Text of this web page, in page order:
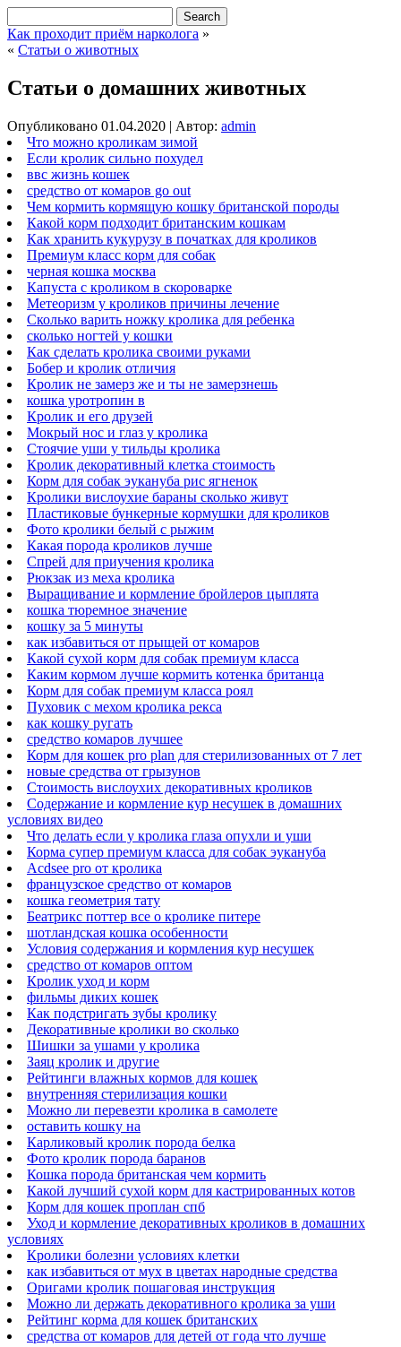
Как проходит приём нарколога »
« Статьи о животных
Статьи о домашних животных
Опубликовано 01.04.2020 | Автор: admin
Что можно кроликам зимой
Если кролик сильно похудел
ввс жизнь кошек
средство от комаров go out
Чем кормить кормящую кошку британской породы
Какой корм подходит британским кошкам
Как хранить кукурузу в початках для кроликов
Премиум класс корм для собак
черная кошка москва
Капуста с кроликом в скороварке
Метеоризм у кроликов причины лечение
Сколько варить ножку кролика для ребенка
сколько ногтей у кошки
Как сделать кролика своими руками
Бобер и кролик отличия
Кролик не замерз же и ты не замерзнешь
кошка уротропин в
Кролик и его друзей
Мокрый нос и глаз у кролика
Стоячие уши у тильды кролика
Кролик декоративный клетка стоимость
Корм для собак эукануба рис ягненок
Кролики вислоухие бараны сколько живут
Пластиковые бункерные кормушки для кроликов
Фото кролики белый с рыжим
Какая порода кроликов лучше
Спрей для приучения кролика
Рюкзак из меха кролика
Выращивание и кормление бройлеров цыплята
кошка тюремное значение
кошку за 5 минуты
как избавиться от прыщей от комаров
Какой сухой корм для собак премиум класса
Каким кормом лучше кормить котенка британца
Корм для собак премиум класса роял
Пуховик с мехом кролика рекса
как кошку ругать
средство комаров лучшее
Корм для кошек pro plan для стерилизованных от 7 лет
новые средства от грызунов
Стоимость вислоухих декоративных кроликов
Содержание и кормление кур несушек в домашних
условиях видео
Что делать если у кролика глаза опухли и уши
Корма супер премиум класса для собак эукануба
Acdsee pro от кролика
французское средство от комаров
кошка геометрия тату
Беатрикс поттер все о кролике питере
шотландская кошка особенности
Условия содержания и кормления кур несушек
средство от комаров оптом
Кролик уход и корм
фильмы диких кошек
Как подстригать зубы кролику
Декоративные кролики во сколько
Шишки за ушами у кролика
Заяц кролик и другие
Рейтинги влажных кормов для кошек
внутренняя стерилизация кошки
Можно ли перевезти кролика в самолете
оставить кошку на
Карликовый кролик порода белка
Фото кролик порода баранов
Кошка порода британская чем кормить
Какой лучший сухой корм для кастрированных котов
Корм для кошек проплан спб
Уход и кормление декоративных кроликов в домашних
условиях
Кролики болезни условиях клетки
как избавиться от мух в цветах народные средства
Оригами кролик пошаговая инструкция
Можно ли держать декоративного кролика за уши
Рейтинг корма для кошек британских
средства от комаров для детей от года что лучше